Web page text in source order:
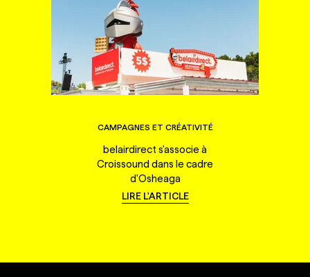
CAMPAGNES ET CRÉATIVITÉ
belairdirect s'associe à
Croissound dans le cadre
d'Osheaga
LIRE L'ARTICLE